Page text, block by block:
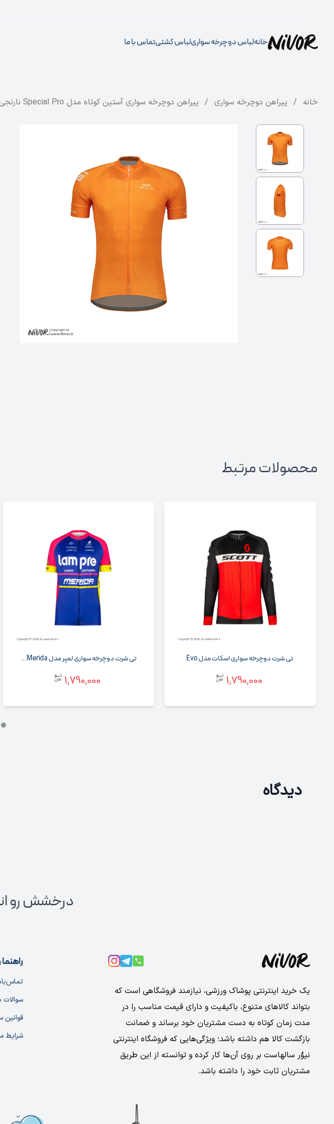
خانهلباس دوچرخه سواریلباس کشتیتماس با ما
خانه / پیراهن دوچرخه سواری / پیراهن دوچرخه سواری آستین کوتاه مدل Special Pro نارنجی
محصولات مرتبط
تی شرت دوچرخه سواری اسکات مدل Evo
1,790,000
تی شرت دوچرخه سواری لمپر مدل Merida...
1,790,000
دیدگاه
درخشش رو
یک خرید اینترنتی پوشاک ورزشی، نیازمند فروشگاهی است که
بتواند کالاهای متنوع، باکیفیت و دارای قیمت مناسب را در
مدت زمان کوتاه به دست مشتریان خود برساند و ضمانت
بازگشت کالا هم داشته باشد؛ ویژگی‌هایی که فروشگاه اینترنتی
نیوُر سالهاست بر روی آن‌ها کار کرده و توانسته از این طریق
مشتریان ثابت خود را داشته باشد.
سوالات
قوانین
شرایط